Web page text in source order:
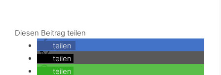
Diesen Beitrag teilen
teilen
teilen
teilen